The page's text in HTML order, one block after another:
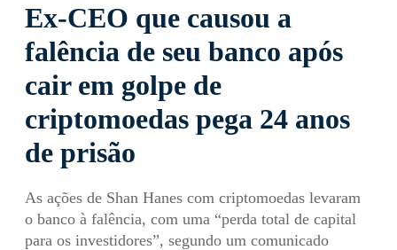
Ex-CEO que causou a
falência de seu banco após
cair em golpe de
criptomoedas pega 24 anos
de prisão
As ações de Shan Hanes com criptomoedas levaram
o banco à falência, com uma “perda total de capital
para os investidores”, segundo um comunicado